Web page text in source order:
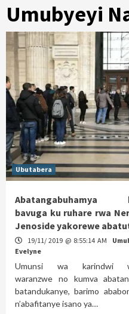
Umubyeyi
Ubutabera
Abatangabuhamya
bavuga ku ruhare rwa
Jenoside yakorewe
19/11/ 2019 @ 8:55:14 AM
Evelyne
Umunsi wa karindwi
waranzwe no kumva
batandukanye, barimo
n’abafitanye isano ya…